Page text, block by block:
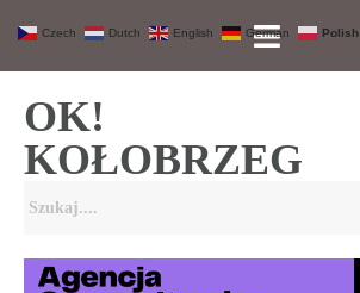
OK!
KOŁOBRZEG
Czech Dutch English German Polish